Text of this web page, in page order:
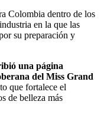
Colombia dentro de los
en la que las
su preparación y
una página
del Miss Grand
que fortalece el
de belleza más